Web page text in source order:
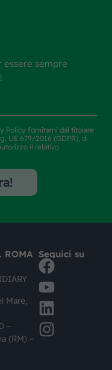
sempre
Policy fornitami dal titolare
UE 679/2016 (GDPR), di
il relativo
ROMA
Mare,
–
(RM) –
Seguici su